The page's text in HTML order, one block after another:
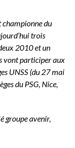
championne du
trois
2010 et un
vont participer aux
UNSS (du 27 mai
du PSG, Nice,
groupe avenir,